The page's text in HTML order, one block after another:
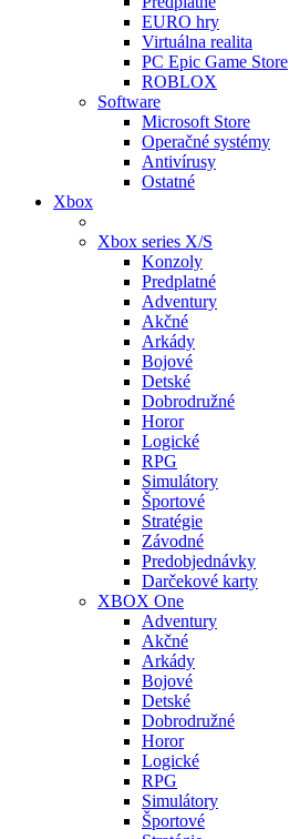
EURO hry
Virtuálna realita
PC Epic Game Store
ROBLOX
Software
Microsoft Store
Operačné systémy
Antivírusy
Ostatné
Xbox
Xbox series X/S
Konzoly
Predplatné
Adventury
Akčné
Arkády
Bojové
Detské
Dobrodružné
Horor
Logické
RPG
Simulátory
Športové
Stratégie
Závodné
Predobjednávky
Darčekové karty
XBOX One
Adventury
Akčné
Arkády
Bojové
Detské
Dobrodružné
Horor
Logické
RPG
Simulátory
Športové